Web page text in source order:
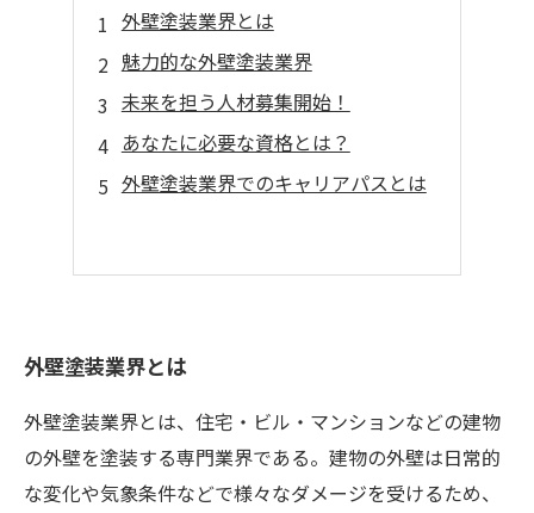
外壁塗装業界とは
魅力的な外壁塗装業界
未来を担う人材募集開始！
あなたに必要な資格とは？
外壁塗装業界でのキャリアパスとは
外壁塗装業界とは
外壁塗装業界とは、住宅・ビル・マンションなどの建物
の外壁を塗装する専門業界である。建物の外壁は日常的
な変化や気象条件などで様々なダメージを受けるため、